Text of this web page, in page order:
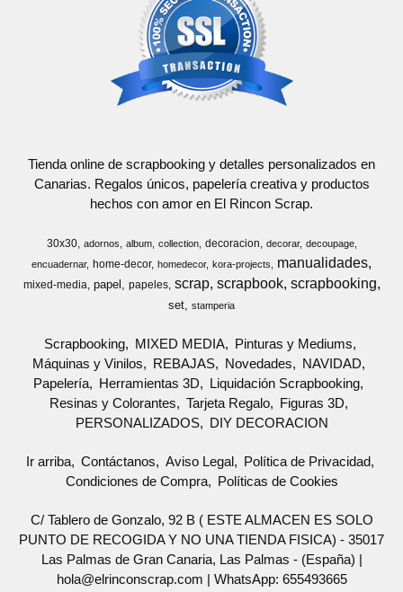
Tienda online de scrapbooking y detalles personalizados en
Canarias. Regalos únicos, papelería creativa y productos
hechos con amor en El Rincon Scrap.
30x30 adornos album collection decoracion decorar
decoupage
encuadernar
home-decor homedecor kora-projects manualidades
mixed-media papel papeles scrap scrapbook scrapbooking
set stamperia
Scrapbooking MIXED MEDIA
Pinturas y Mediums
Máquinas y Vinilos
REBAJAS Novedades
NAVIDAD
Papelería
Herramientas 3D
Liquidación Scrapbooking
Resinas y Colorantes
Tarjeta Regalo
Figuras 3D
PERSONALIZADOS
DIY DECORACION
Ir arriba Contáctanos Aviso Legal
Política de Privacidad
Condiciones de Compra
Políticas de Cookies
C/ Tablero de Gonzalo, 92 B ( ESTE ALMACEN ES SOLO
PUNTO DE RECOGIDA Y NO UNA TIENDA FISICA) - 35017
Las Palmas de Gran Canaria, Las Palmas - (España) |
hola@elrinconscrap.com | WhatsApp: 655493665